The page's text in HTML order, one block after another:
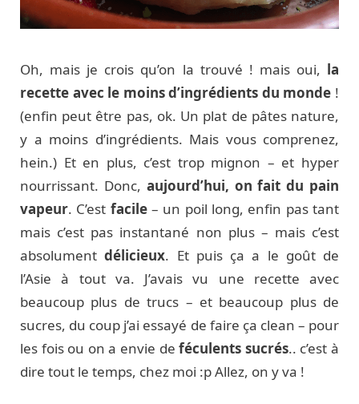
Oh, mais je crois qu’on la trouvé ! mais oui, la
recette avec le moins d’ingrédients du monde !
(enfin peut être pas, ok. Un plat de pâtes nature,
y a moins d’ingrédients. Mais vous comprenez,
hein.) Et en plus, c’est trop mignon – et hyper
nourrissant. Donc, aujourd’hui, on fait du pain
vapeur. C’est facile– un poil long, enfin pas tant
mais c’est pas instantané non plus – mais c’est
absolumentdélicieux. Et puis ça a le goût de
l’Asie à tout va. J’avais vu une recette avec
beaucoup plus de trucs – et beaucoup plus de
sucres, du coup j’ai essayé de faire ça clean – pour
les fois ou on a envie deféculents sucrés.. c’est à
dire tout le temps, chez moi :p Allez, on y va !